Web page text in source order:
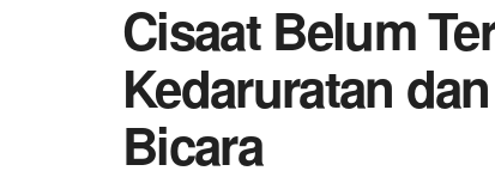
Cisaat Belum
Kedaruratan
Bicara